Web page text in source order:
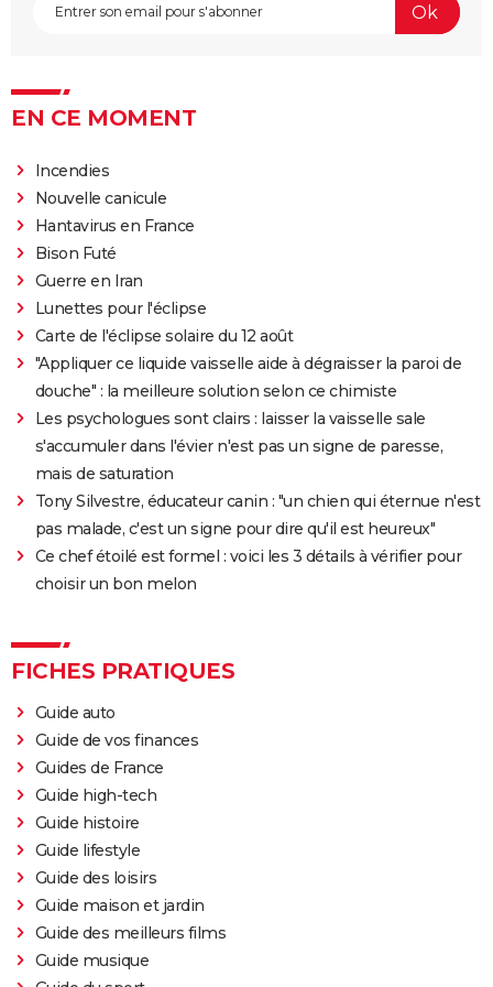
coup ? Voici ce qu'en pensent les critiques
film aux 7 Oscars et de sa fin
Mission Impossible 8 : Tom Cruise refuse de répondre
Deadpool et Wolverine : est-il vraiment
indispensable de voir la scène post-générique ?
Avengers Doomsday : la bande-annonce est enfin
sortie, et on ne comprend plus grand chose au MCU
Tomb Raider : synopsis, Alicia Vikander, streaming,
avis... Tout sur le film sur Lara Croft
Shang Chi : synopsis, casting, scènes post-générique,
streaming, critiques, Disney+...
Uncharted : faut-il connaître le jeu avant de voir le
film ?
Venom : synopsis, casting, streaming, avis... Tout sur
Fast and Furious 9 : synopsis, casting, bande-
Top Gun Maverick : Tom Cruise a-t-il vraiment piloté
des avions pour les besoins du film ?
Hunger Games, Lever de soleil sur la Moisson : Effie,
Haymitch... des personnages bien connus dans la
bande-annonce
Doctor Strange 2 : que signifient les scènes post-
génériques ? On vous explique
Gladiator 2 : pourquoi cette suite risque-t-elle de
diviser les fans du film culte ?
EN CE MOMENT
Incendies
Nouvelle canicule
Hantavirus en France
Bison Futé
Guerre en Iran
Lunettes pour l'éclipse
Carte de l'éclipse solaire du 12 août
"Appliquer ce liquide vaisselle aide à dégraisser la paroi de
douche" : la meilleure solution selon ce chimiste
Les psychologues sont clairs : laisser la vaisselle sale
s'accumuler dans l'évier n'est pas un signe de paresse,
mais de saturation
Tony Silvestre, éducateur canin : "un chien qui éternue n'est
pas malade, c'est un signe pour dire qu'il est heureux"
Ce chef étoilé est formel : voici les 3 détails à vérifier pour
choisir un bon melon
FICHES PRATIQUES
Guide auto
Guide de vos finances
Guides de France
Guide high-tech
Guide histoire
Guide lifestyle
Guide des loisirs
Guide maison et jardin
Guide des meilleurs films
Guide musique